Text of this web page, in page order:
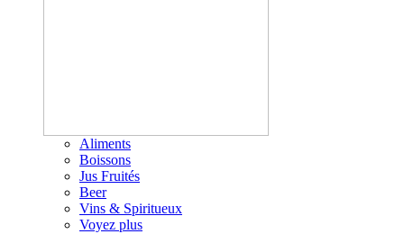
Aliments
Boissons
Jus Fruités
Beer
Vins & Spiritueux
Voyez plus